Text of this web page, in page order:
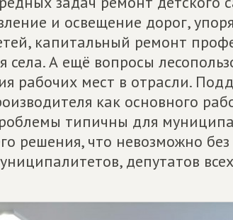
и освещение дорог,
капитальный ремонт
села. А ещё вопросы
рабочих мест в отрасли.
как основного
типичны для
решения, что невозможно
депутатов